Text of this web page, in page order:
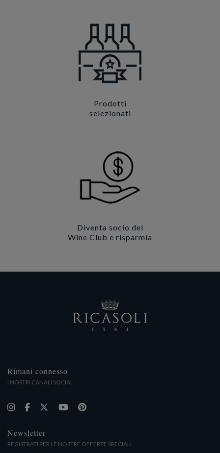
Prodotti
selezionati
Diventa socio del
Wine Club e risparmia
Rimani connesso
I NOSTRI CANALI SOCIAL
Newsletter
REGISTRATI PER LE NOSTRE OFFERTE SPECIALI